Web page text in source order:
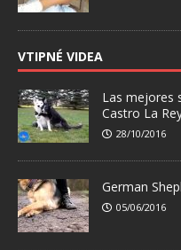
VTIPNÉ VIDEA
Las mejores
Castro La
28/10/2016
German
05/06/2016